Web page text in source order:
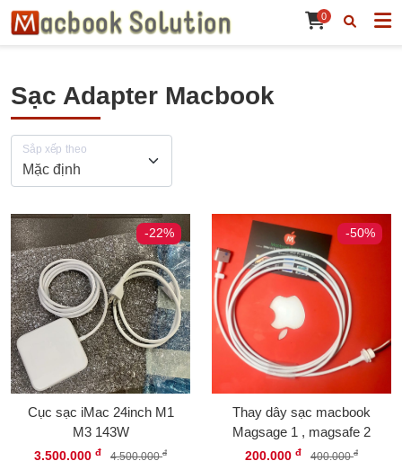
0
Sạc Adapter Macbook
Sắp xếp theo
-22%
Cục sạc iMac 24inch M1
M3 143W
3.500.000 đ 4.500.000đ
-50%
Thay dây sạc macbook
Magsage 1 , magsafe 2
200.000 đ 400.000đ